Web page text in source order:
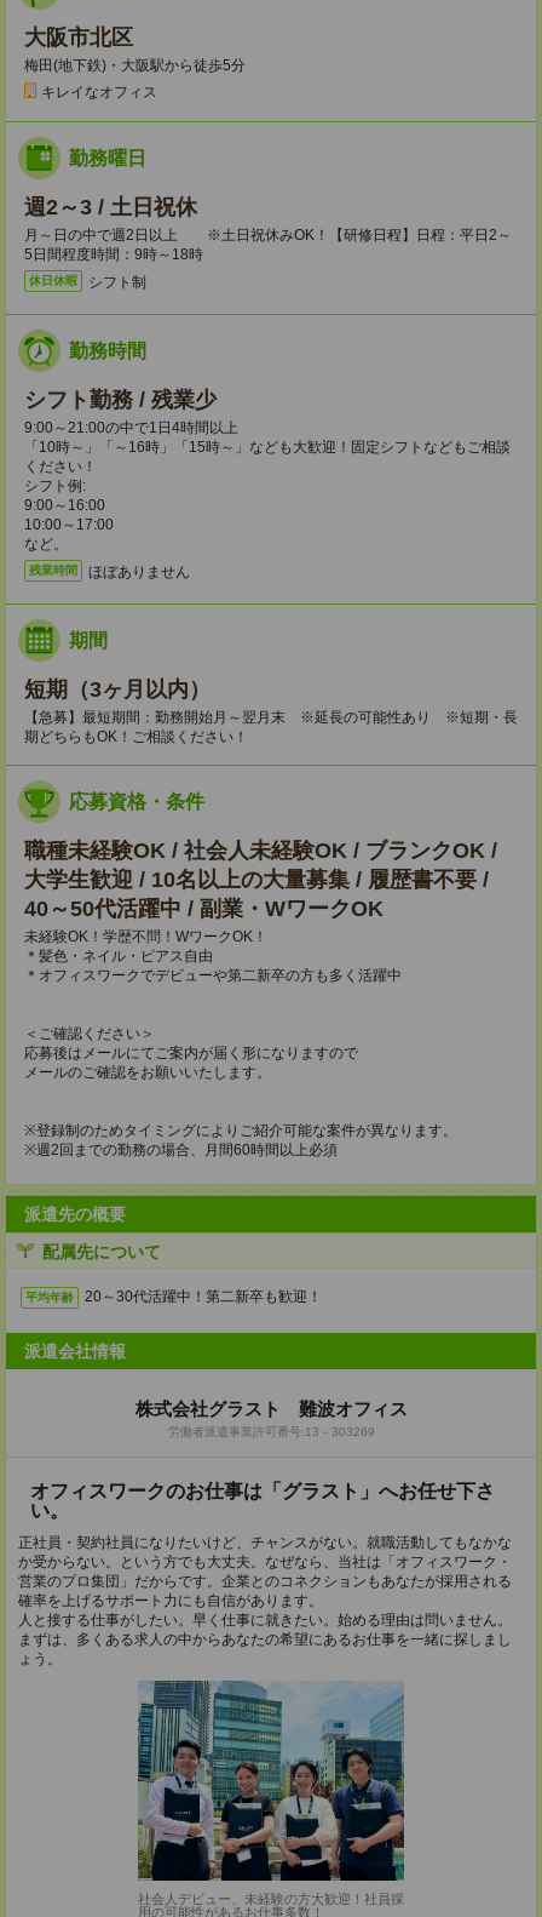
大阪市北区
梅田(地下鉄)・大阪駅から徒歩5分
キレイなオフィス
勤務曜日
週2～3 / 土日祝休
月～日の中で週2日以上 ※土日祝休みOK！【研修日程】日程：平日2～
5日間程度時間：9時～18時
休日休暇 シフト制
勤務時間
シフト勤務 / 残業少
9:00～21:00の中で1日4時間以上
「10時～」「～16時」「15時～」なども大歓迎！固定シフトなどもご相談
ください！
シフト例:
9:00～16:00
10:00～17:00
など。
残業時間 ほぼありません
期間
短期（3ヶ月以内）
【急募】最短期間：勤務開始月～翌月末 ※延長の可能性あり ※短期・長
期どちらもOK！ご相談ください！
応募資格・条件
職種未経験OK / 社会人未経験OK / ブランクOK /
大学生歓迎 / 10名以上の大量募集 / 履歴書不要 /
40～50代活躍中 / 副業・WワークOK
未経験OK！学歴不問！WワークOK！
＊髪色・ネイル・ピアス自由
＊オフィスワークでデビューや第二新卒の方も多く活躍中
＜ご確認ください＞
応募後はメールにてご案内が届く形になりますので
メールのご確認をお願いいたします。
※登録制のためタイミングによりご紹介可能な案件が異なります。
※週2回までの勤務の場合、月間60時間以上必須
派遣先の概要
配属先について
平均年齢 20～30代活躍中！第二新卒も歓迎！
派遣会社情報
株式会社グラスト 難波オフィス
労働者派遣事業許可番号:13－303269
オフィスワークのお仕事は「グラスト」へお任せ下さ
い。
正社員・契約社員になりたいけど、チャンスがない。就職活動してもなかな
か受からない。という方でも大丈夫。なぜなら、当社は「オフィスワーク・
営業のプロ集団」だからです。企業とのコネクションもあなたが採用される
確率を上げるサポート力にも自信があります。
人と接する仕事がしたい。早く仕事に就きたい。始める理由は問いません。
まずは、多くある求人の中からあなたの希望にあるお仕事を一緒に探しまし
ょう。
社会人デビュー、未経験の方大歓迎！社員採
用の可能性があるお仕事多数！